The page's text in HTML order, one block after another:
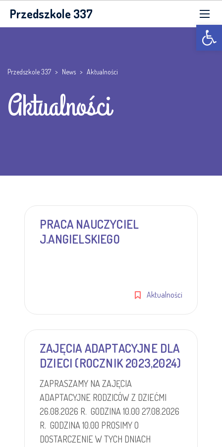
Otwórz
Przedszkole 337
Przedszkole 337 > News > Aktualności
Aktualności
PRACA NAUCZYCIEL
J.ANGIELSKIEGO
Aktualności
ZAJĘCIA ADAPTACYJNE DLA
DZIECI (ROCZNIK 2023,2024)
ZAPRASZAMY NA ZAJĘCIA
ADAPTACYJNE RODZICÓW Z DZIEĆMI
26.08.2026 R. GODZINA 10.00 27.08.2026
R. GODZINA 10.00 PROSIMY O
DOSTARCZENIE W TYCH DNIACH